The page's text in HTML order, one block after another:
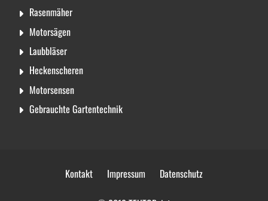
Rasenmäher
Motorsägen
Laubbläser
Heckenscheren
Motorsensen
Gebrauchte Gartentechnik
Kontakt Impressum Datenschutz